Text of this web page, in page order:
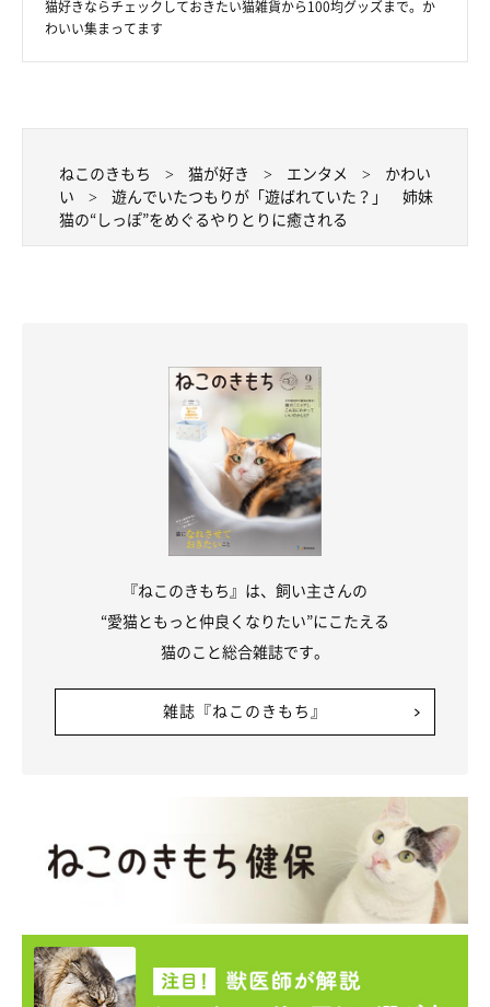
猫好きならチェックしておきたい猫雑貨から100均グッズまで。か
わいい集まってます
ねこのきもち 猫が好き エンタメ
かわい
い
遊んでいたつもりが「遊ばれていた？」 姉妹
猫の“しっぽ”をめぐるやりとりに癒される
『ねこのきもち』は、飼い主さんの
“愛猫ともっと仲良くなりたい”にこたえる
猫のこと総合雑誌です。
雑誌『ねこのきもち』